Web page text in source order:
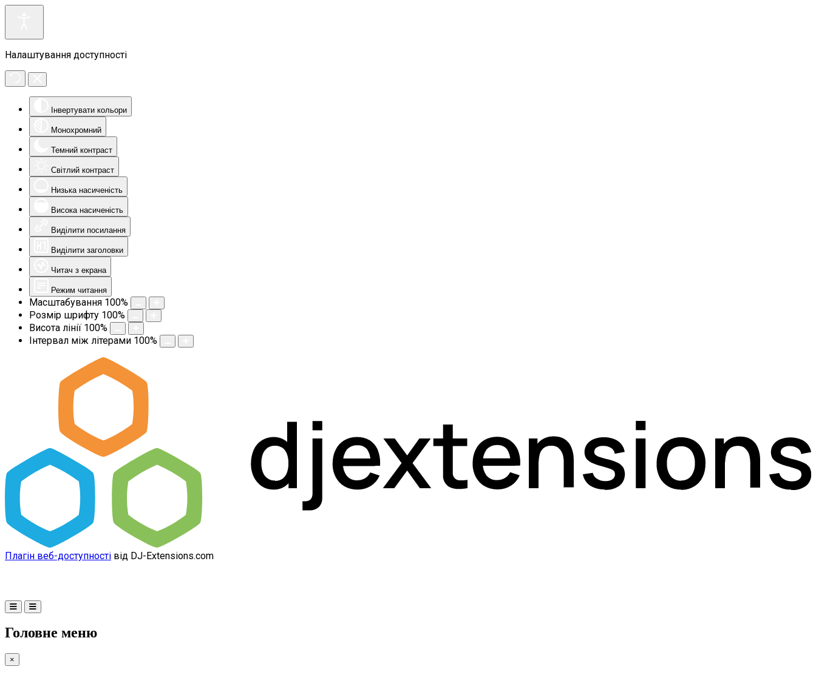
Налаштування доступності
Інвертувати кольори
Монохромний
Темний контраст
Світлий контраст
Низька насиченість
Висока насиченість
Виділити посилання
Виділити заголовки
Читач з екрана
Режим читання
Масштабування 100%
Розмір шрифту 100%
Висота лінії 100%
Інтервал між літерами 100%
Плагін веб-доступності від DJ-Extensions.com
Головне меню
×